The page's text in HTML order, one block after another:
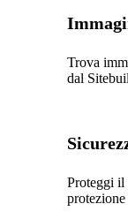
Trova
dal
Proteggi il